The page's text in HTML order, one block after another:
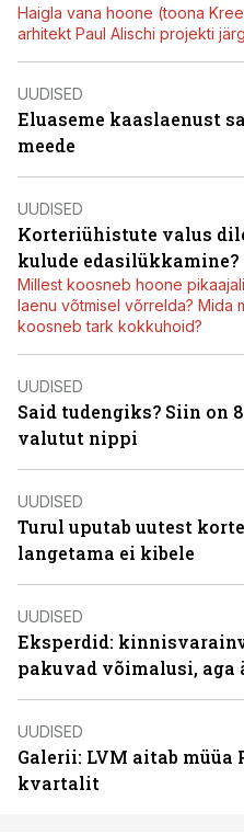
Haigla vana hoone (toona
arhitekt Paul Alischi projekti
UUDISED
Eluaseme kaaslaenust
meede
UUDISED
Korteriühistute valus
kulude edasilükkamine?
Millest koosneb hoone
laenu võtmisel võrrelda? Mida
koosneb tark kokkuhoid?
UUDISED
Said tudengiks? Siin on
valutut nippi
UUDISED
Turul uputab uutest
langetama ei kibele
UUDISED
Eksperdid:
pakuvad võimalusi, aga
UUDISED
Galerii: LVM aitab
kvartalit